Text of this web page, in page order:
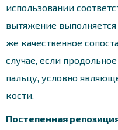
использовании
вытяжение выполняется
же качественное
случае, если
пальцу, условно
кости.
Постепенная